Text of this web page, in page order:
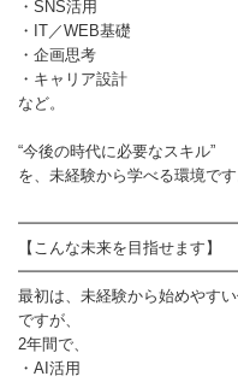
・SNS活用
・IT／WEB基礎
・企画思考
・キャリア設計
など。
“今後の時代に必要なスキル”
を、未経験から学べる環境です
【こんな未来を目指せます】
最初は、未経験から始めやすい
ですが、
2年間で、
・AI活用